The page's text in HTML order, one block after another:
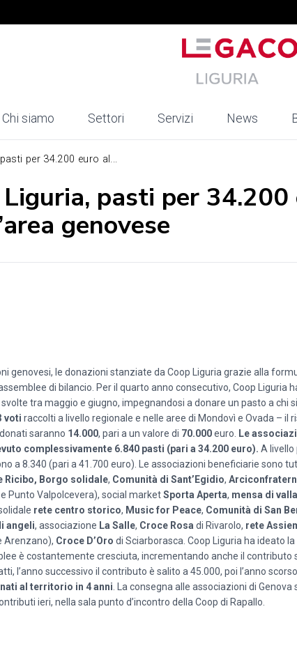
Chi siamo Settori Servizi News
per 34.200 euro al...
Liguria, pasti per
genovese
genovesi, le donazioni stanziate da Coop Liguria grazie alla
di bilancio. Per il quarto anno consecutivo, Coop Liguria
svolte tra maggio e giugno, impegnandosi a donare un pasto a chi
voti raccolti a livello regionale e nelle aree di Mondovì e Ovada – il
saranno 14.000, pari a un valore di 70.000euro. Le
complessivamente 6.840 pasti (pari a 34.200 euro). A livello
a 8.340 (pari a 41.700 euro). Le associazioni beneficiarie sono
Ricibo, Borgo solidale, Comunità di Sant’Egidio,
Punto Valpolcevera), social marketSporta Aperta, mensa di
rete centro storico, Music for Peace, Comunità di San
angeli, associazione La Salle, Croce Rosa di Rivarolo, rete
Arenzano), Croce D’Oro di Sciarborasca. Coop Liguria ha ideato
è costantemente cresciuta, incrementando anche il contributo
l’anno successivo il contributo è salito a 45.000, poi l’anno
al territorio in 4 anni . La consegna alle associazioni di
ieri, nella sala punto d’incontro della Coop di Rapallo.